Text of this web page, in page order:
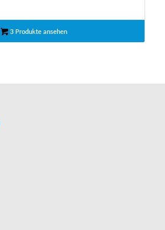
3 Produkte ansehen